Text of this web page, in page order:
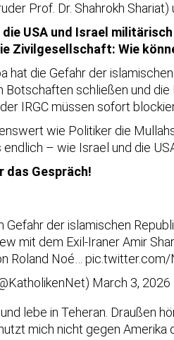
Prof. Dr. Shahrokh
USA und Israel
Zivilgesellschaft: Wie
hat die Gefahr der
Botschaften schließen und
IRGC müssen sofort
wie Politiker die
endlich – wie Israel und die
das Gespräch!
Gefahr der islamischen
mit dem Exil-Iraner Amir
Roland Noé… pic.twitter.com/
March 3, 2026
lebe in Teheran. Draußen
mich nicht gegen